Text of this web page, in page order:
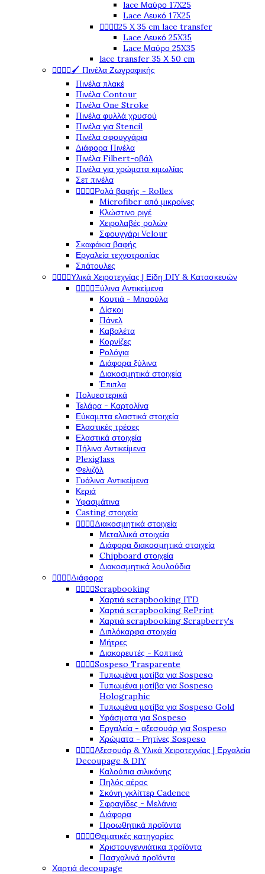
lace Μαύρο 17X25
Lace Λευκό 17X25
25 X 35 cm lace transfer
Lace Λευκό 25X35
Lace Μαύρο 25X35
lace transfer 35 Χ 50 cm
🖌️ Πινέλα Ζωγραφικής
Πινέλα πλακέ
Πινέλα Contour
Πινέλα One Stroke
Πινέλα φυλλά χρυσού
Πινέλα για Stencil
Πινέλα σφουγγάρια
Διάφορα Πινέλα
Πινέλα Filbert-οβάλ
Πινέλα για χρώματα κιμωλίας
Σετ πινέλα
Ρολά βαφής - Rollex
Microfiber από μικροίνες
Κλώστινο ριγέ
Χειρολαβές ρολών
Σφουγγάρι Velour
Σκαφάκια βαφής
Εργαλεία τεχνοτροπίας
Σπάτουλες
Υλικά Χειροτεχνίας | Είδη DIY & Κατασκευών
Ξύλινα Αντικείμενα
Κουτιά - Μπαούλα
Δίσκοι
Πάνελ
Καβαλέτα
Κορνίζες
Ρολόγια
Διάφορα ξύλινα
Διακοσμητικά στοιχεία
Έπιπλα
Πολυεστερικά
Τελάρα - Καρτολίνα
Εύκαμπτα ελαστικά στοιχεία
Ελαστικές τρέσες
Ελαστικά στοιχεία
Πήλινα Αντικείμενα
Plexiglass
Φελιζόλ
Γυάλινα Αντικείμενα
Κεριά
Υφασμάτινα
Casting στοιχεία
Διακοσμητικά στοιχεία
Μεταλλικά στοιχεία
Διάφορα διακοσμητικά στοιχεία
Chipboard στοιχεία
Διακοσμητικά λουλούδια
Διάφορα
Scrapbooking
Χαρτιά scrapbooking ITD
Χαρτιά scrapbooking RePrint
Χαρτιά scrapbooking Scrapberry's
Διπλόκαρφα στοιχεία
Μήτρες
Διακορευτές - Κοπτικά
Sospeso Trasparente
Τυπωμένα μοτίβα για Sospeso
Τυπωμένα μοτίβα για Sospeso
Holographic
Τυπωμένα μοτίβα για Sospeso Gold
Υφάσματα για Sospeso
Εργαλεία - αξεσουάρ για Sospeso
Χρώματα - Ρητίνες Sospeso
Αξεσουάρ & Υλικά Χειροτεχνίας | Εργαλεία
Decoupage & DIY
Καλούπια σιλικόνης
Πηλός αέρος
Σκόνη γκλίττερ Cadence
Σφραγίδες - Μελάνια
Διάφορα
Προωθητικά προϊόντα
Θεματικές κατηγορίες
Χριστουγεννιάτικα προϊόντα
Πασχαλινά προϊόντα
Χαρτιά decoupage